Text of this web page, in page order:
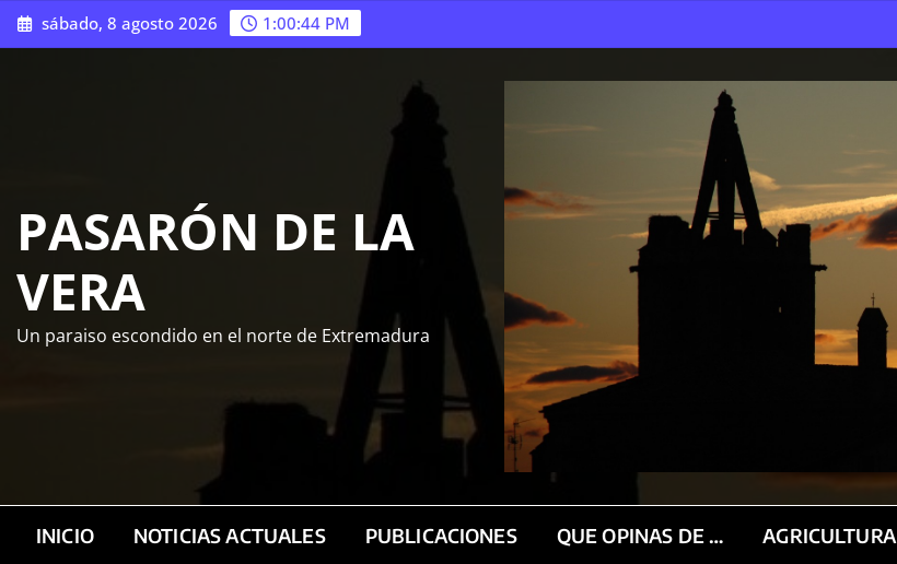
Saltar
al
sábado, 8 agosto 2026 1:00:45 PM
PASARÓN DE LA
VERA
Un paraiso escondido en el norte de Extremadura
INICIO NOTICIAS ACTUALES PUBLICACIONES QUE OPINAS DE … AGRICULTURA